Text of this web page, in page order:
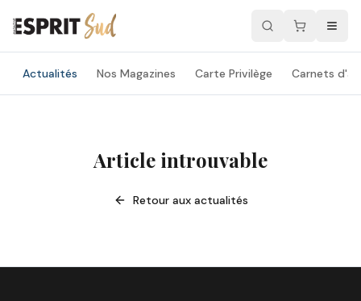
Actualités Nos Magazines Carte Privilège Carnets
Article introuvable
Retour aux actualités